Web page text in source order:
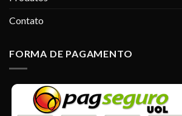
Contato
FORMA DE PAGAMENTO